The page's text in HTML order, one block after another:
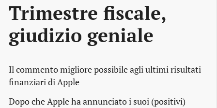
Trimestre fiscale,
giudizio geniale
Il commento migliore possibile agli ultimi risultati
finanziari di Apple
Dopo che Apple ha annunciato i suoi (positivi)